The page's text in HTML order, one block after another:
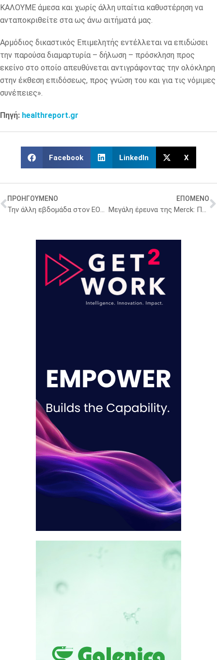
ΚΑΛΟΥΜΕ άμεσα και χωρίς άλλη υπαίτια καθυστέρηση να
ανταποκριθείτε στα ως άνω αιτήματά μας.
Αρμόδιος δικαστικός Επιμελητής εντέλλεται να επιδώσει
την παρούσα διαμαρτυρία – δήλωση – πρόσκληση προς
εκείνο στο οποίο απευθύνεται αντιγράφοντας την ολόκληρη
στην έκθεση επιδόσεως, προς γνώση του και για τις νόμιμες
συνέπειες».
Πηγή: healthreport.gr
Facebook LinkedIn X
ΠΡΟΗΓΟΥΜΕΝΟ
Την άλλη εβδομάδα στον ΕΟΠΥΥ ο Άδωνις Γεωργιάδης – Το αργοπορημένο ραντεβού και η ακυρωμένη συνάντηση
ΕΠΟΜΕΝΟ
Μεγάλη έρευνα της Merck: Προτεραιότητες, ανάγκες και προσδοκίες των νέων Ελλήνων